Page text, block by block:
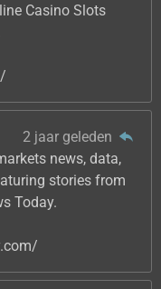
Casino Slots
2 jaar geleden
news, data,
stories from
Today.